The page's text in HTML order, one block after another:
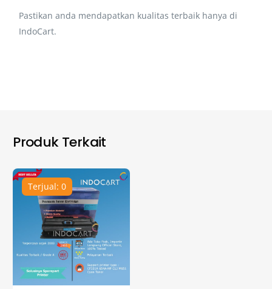
Pastikan anda mendapatkan kualitas terbaik hanya di
IndoCart.
Produk Terkait
Terjual: 0